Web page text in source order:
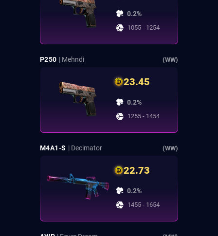
0.2%
1055 - 1254
P250 | Mehndi (WW)
23.45
0.2%
1255 - 1454
M4A1-S | Decimator (WW)
22.73
0.2%
1455 - 1654